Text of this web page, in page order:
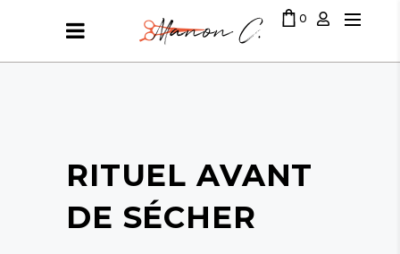
0
LE PANIER EST VIDE
RITUEL AVANT
DE SÉCHER